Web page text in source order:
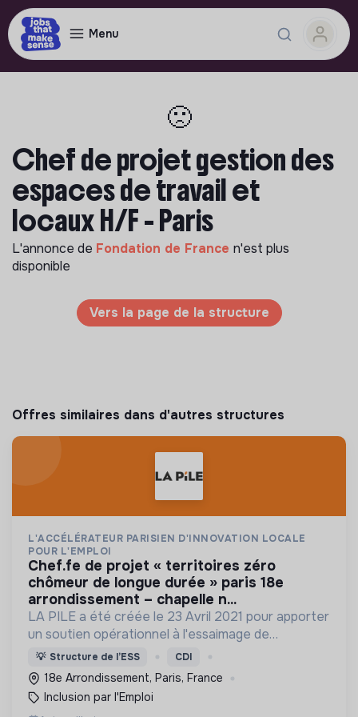
Menu
🙁
Chef de projet gestion des
espaces de travail et
locaux H/F - Paris
L'annonce de Fondation de France n'est plus
disponible
Vers la page de la structure
Offres similaires dans d'autres structures
L'ACCÉLÉRATEUR PARISIEN D'INNOVATION LOCALE
POUR L'EMPLOI
chef.fe de projet « territoires zéro
chômeur de longue durée » paris 18e
arrondissement – chapelle n...
LA PILE a été créée le 23 Avril 2021 pour apporter
un soutien opérationnel à l'essaimage de
l’expérimentation "Territoires Zéro Chômeur de
Longue Durée" à Paris
💡 Structure de l’ESS CDI
18e Arrondissement, Paris, France
Inclusion par l'Emploi